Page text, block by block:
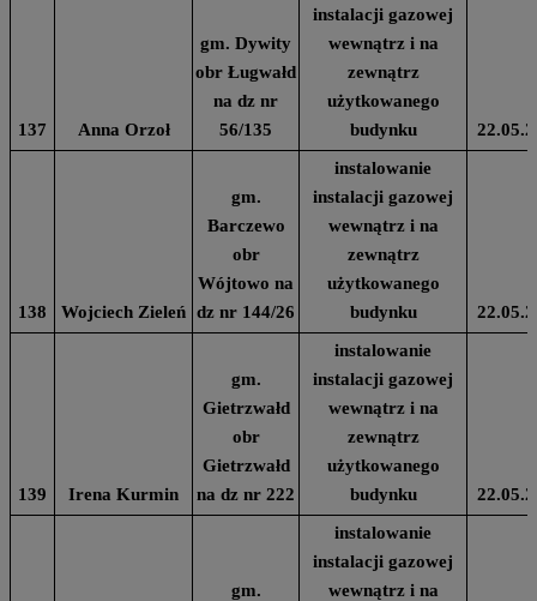
137 Anna Orzoł
gm. Dywity
obr Ługwałd
na dz nr
56/135
instalacji gazowej
wewnątrz i na
zewnątrz
użytkowanego
budynku
138 Wojciech Zieleń
gm.
Barczewo
obr
Wójtowo na
dz nr 144/26
instalowanie
instalacji gazowej
wewnątrz i na
zewnątrz
użytkowanego
budynku
139 Irena Kurmin
gm.
Gietrzwałd
obr
Gietrzwałd
na dz nr 222
instalowanie
instalacji gazowej
wewnątrz i na
zewnątrz
użytkowanego
budynku
gm.
instalowanie
instalacji gazowej
wewnątrz i na